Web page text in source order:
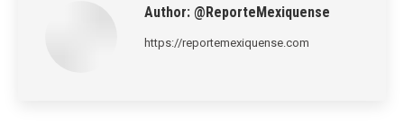
Author: @ReporteMexiquense
https://reportemexiquense.com